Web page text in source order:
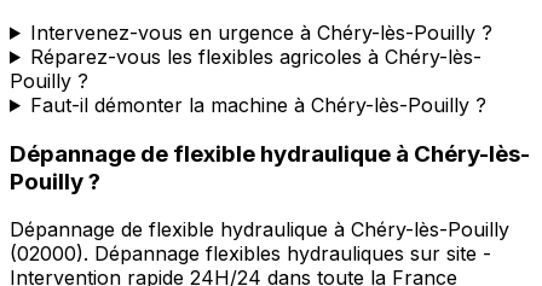
Intervenez-vous en urgence à Chéry-lès-Pouilly ?
Réparez-vous les flexibles agricoles à Chéry-lès-
Pouilly ?
Faut-il démonter la machine à Chéry-lès-Pouilly ?
Dépannage de flexible hydraulique à Chéry-lès-
Pouilly?
Dépannage de flexible hydraulique à Chéry-lès-Pouilly
(02000). Dépannage flexibles hydrauliques sur site -
Intervention rapide 24H/24 dans toute la France